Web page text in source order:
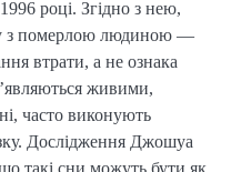
році. Згідно з нею,
з померлою людиною —
втрати, а не ознака
живими,
часто виконують
Дослідження Джошуа